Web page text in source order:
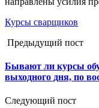
Курсы сварщиков
Предыдущий пост
Бывают ли курсы
выходного дня, по
Следующий пост